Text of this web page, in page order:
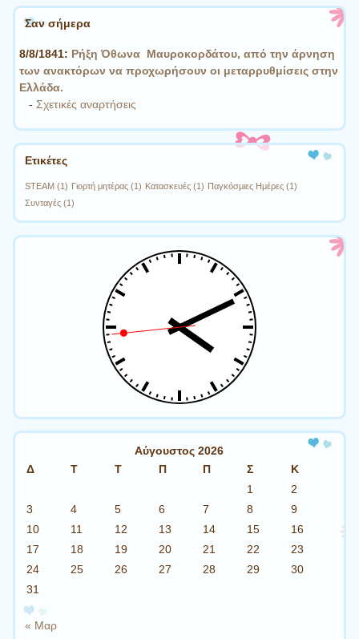
Σαν σήμερα
8/8/1841: Ρήξη Όθωνα  Μαυροκορδάτου, από την άρνηση
των ανακτόρων να προχωρήσουν οι μεταρρυθμίσεις στην
Ελλάδα.
- Σχετικές αναρτήσεις
Ετικέτες
STEAM (1) Γιορτή μητέρας (1) Κατασκευές (1) Παγκόσμιες Ημέρες (1)
Συνταγές (1)
Αύγουστος 2026
Δ
Τ Τ Π Π Σ
Κ
1
2
3
4 5 6 7 8
9
10
11 12 13 14 15
16
17
18 19 20 21 22
23
24
25 26 27 28 29
30
31
« Μαρ